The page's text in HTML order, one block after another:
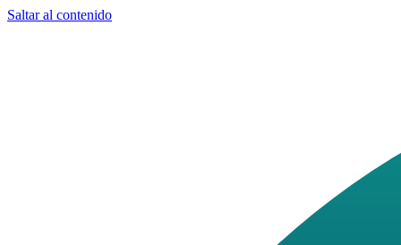
Saltar al contenido